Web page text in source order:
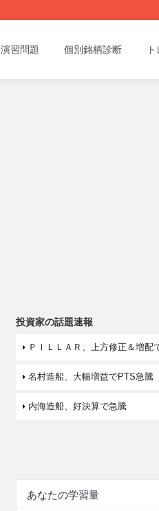
演習問題 個別銘柄診断
投資家の話題速報
ＰＩＬＬＡＲ、上方修正＆増配
名村造船、大幅増益でPTS急騰
内海造船、好決算で急騰
あなたの学習量